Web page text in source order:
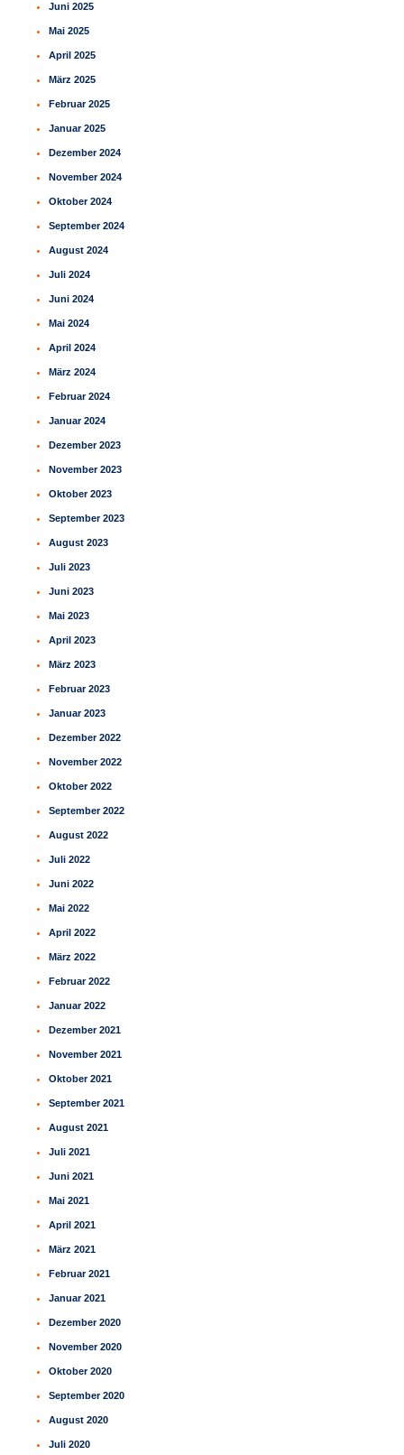
Juni 2025
Mai 2025
April 2025
März 2025
Februar 2025
Januar 2025
Dezember 2024
November 2024
Oktober 2024
September 2024
August 2024
Juli 2024
Juni 2024
Mai 2024
April 2024
März 2024
Februar 2024
Januar 2024
Dezember 2023
November 2023
Oktober 2023
September 2023
August 2023
Juli 2023
Juni 2023
Mai 2023
April 2023
März 2023
Februar 2023
Januar 2023
Dezember 2022
November 2022
Oktober 2022
September 2022
August 2022
Juli 2022
Juni 2022
Mai 2022
April 2022
März 2022
Februar 2022
Januar 2022
Dezember 2021
November 2021
Oktober 2021
September 2021
August 2021
Juli 2021
Juni 2021
Mai 2021
April 2021
März 2021
Februar 2021
Januar 2021
Dezember 2020
November 2020
Oktober 2020
September 2020
August 2020
Juli 2020